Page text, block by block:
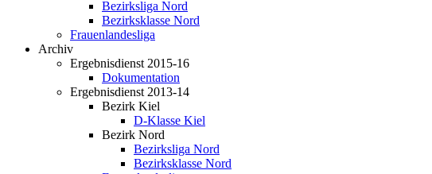
Bezirksliga Nord
Bezirksklasse Nord
Frauenlandesliga
Archiv
Ergebnisdienst 2015-16
Dokumentation
Ergebnisdienst 2013-14
Bezirk Kiel
D-Klasse Kiel
Bezirk Nord
Bezirksliga Nord
Bezirksklasse Nord